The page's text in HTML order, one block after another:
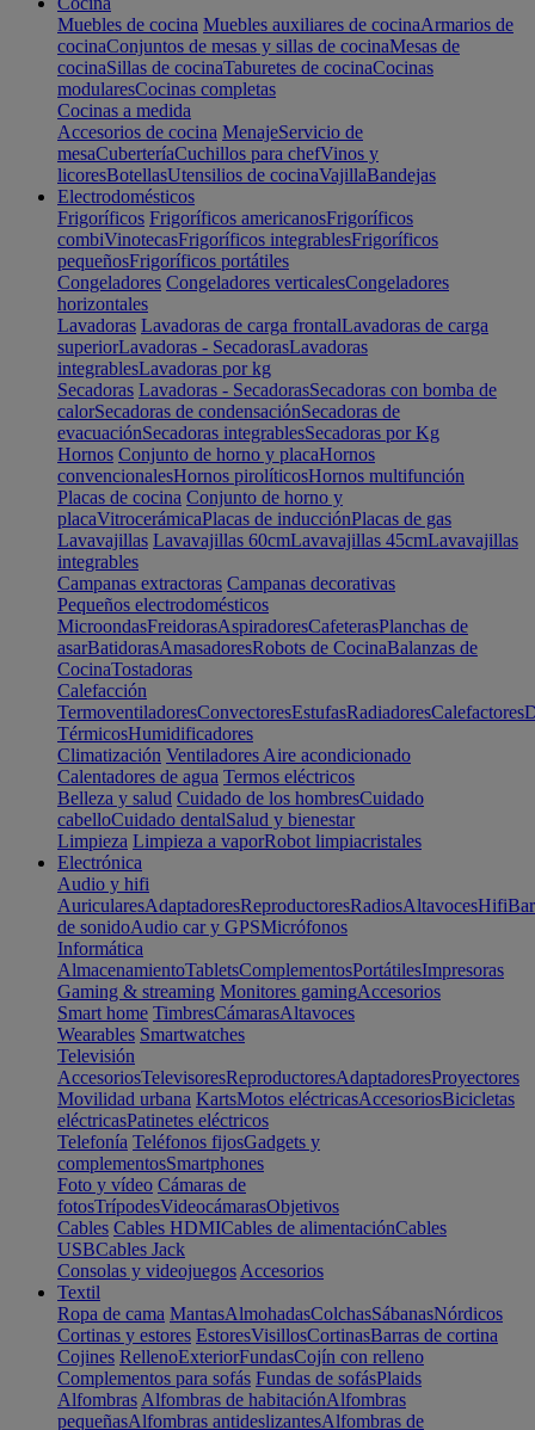
Muebles de cocina Muebles auxiliares de cocinaArmarios de
cocinaConjuntos de mesas y sillas de cocinaMesas de
cocinaSillas de cocinaTaburetes de cocinaCocinas
modularesCocinas completas
Cocinas a medida
Accesorios de cocina MenajeServicio de
mesaCuberteríaCuchillos para chefVinos y
licoresBotellasUtensilios de cocinaVajillaBandejas
Electrodomésticos
Frigoríficos Frigoríficos americanosFrigoríficos
combiVinotecasFrigoríficos integrablesFrigoríficos
pequeñosFrigoríficos portátiles
Congeladores Congeladores verticalesCongeladores
horizontales
Lavadoras Lavadoras de carga frontalLavadoras de carga
superiorLavadoras - SecadorasLavadoras
integrablesLavadoras por kg
Secadoras Lavadoras - SecadorasSecadoras con bomba de
calorSecadoras de condensaciónSecadoras de
evacuaciónSecadoras integrablesSecadoras por Kg
Hornos Conjunto de horno y placaHornos
convencionalesHornos pirolíticosHornos multifunción
Placas de cocina Conjunto de horno y
placaVitrocerámicaPlacas de inducciónPlacas de gas
Lavavajillas Lavavajillas 60cmLavavajillas 45cmLavavajillas
integrables
Campanas extractoras Campanas decorativas
Pequeños electrodomésticos
MicroondasFreidorasAspiradoresCafeterasPlanchas de
asarBatidorasAmasadoresRobots de CocinaBalanzas de
CocinaTostadoras
Calefacción
TermoventiladoresConvectoresEstufasRadiadoresCalefactores
TérmicosHumidificadores
Climatización Ventiladores Aire acondicionado
Calentadores de agua Termos eléctricos
Belleza y salud Cuidado de los hombresCuidado
cabelloCuidado dentalSalud y bienestar
Limpieza Limpieza a vaporRobot limpiacristales
Electrónica
Audio y hifi
AuricularesAdaptadoresReproductoresRadiosAltavocesHifi
de sonidoAudio car y GPSMicrófonos
Informática
AlmacenamientoTabletsComplementosPortátilesImpresoras
Gaming & streaming Monitores gamingAccesorios
Smart home TimbresCámarasAltavoces
Wearables Smartwatches
Televisión
AccesoriosTelevisoresReproductoresAdaptadoresProyectores
Movilidad urbana KartsMotos eléctricasAccesoriosBicicletas
eléctricasPatinetes eléctricos
Telefonía Teléfonos fijosGadgets y
complementosSmartphones
Foto y vídeo Cámaras de
fotosTrípodesVideocámarasObjetivos
Cables Cables HDMICables de alimentaciónCables
USBCables Jack
Consolas y videojuegos Accesorios
Textil
Ropa de cama MantasAlmohadasColchasSábanasNórdicos
Cortinas y estores EstoresVisillosCortinasBarras de cortina
Cojines RellenoExteriorFundasCojín con relleno
Complementos para sofás Fundas de sofásPlaids
Alfombras Alfombras de habitaciónAlfombras
pequeñasAlfombras antideslizantesAlfombras de